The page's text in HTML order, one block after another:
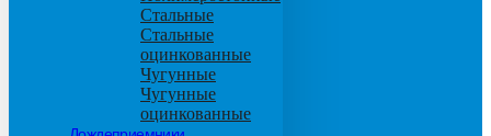
Стальные
Стальные
оцинкованные
Чугунные
Чугунные
оцинкованные